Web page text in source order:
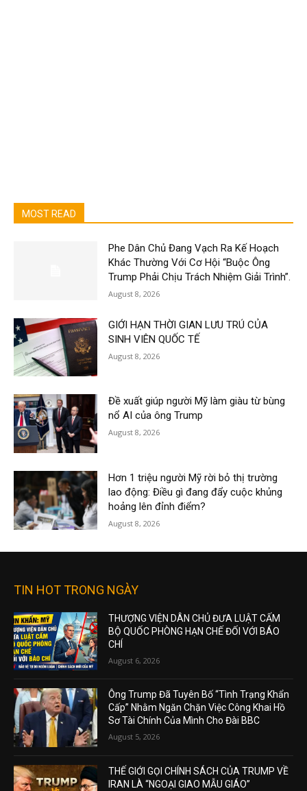
MOST READ
Phe Dân Chủ Đang Vạch Ra Kế Hoạch
Khác Thường Với Cơ Hội “Buộc Ông
Trump Phải Chịu Trách Nhiệm Giải Trình”.
August 8, 2026
GIỚI HẠN THỜI GIAN LƯU TRÚ CỦA
SINH VIÊN QUỐC TẾ
August 8, 2026
Đề xuất giúp người Mỹ làm giàu từ bùng
nổ AI của ông Trump
August 8, 2026
Hơn 1 triệu người Mỹ rời bỏ thị trường
lao động: Điều gì đang đẩy cuộc khủng
hoảng lên đỉnh điểm?
August 8, 2026
TIN HOT TRONG NGÀY
THƯỢNG VIỆN DÂN CHỦ ĐƯA LUẬT CẤM
BỘ QUỐC PHÒNG HẠN CHẾ ĐỐI VỚI BÁO
CHÍ
August 6, 2026
Ông Trump Đã Tuyên Bố “Tình Trạng Khẩn
Cấp” Nhằm Ngăn Chặn Việc Công Khai Hồ
Sơ Tài Chính Của Mình Cho Đài BBC
August 5, 2026
THẾ GIỚI GỌI CHÍNH SÁCH CỦA TRUMP VỀ
IRAN LÀ “NGOẠI GIAO MẪU GIÁO”